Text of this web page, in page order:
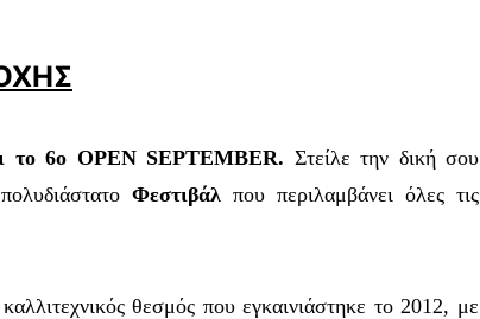
το 6ο OPEN SEPTEMBER. Στείλε την δική σου
Φεστιβάλ που περιλαμβάνει όλες τις
θεσμός που εγκαινιάστηκε το 2012, με